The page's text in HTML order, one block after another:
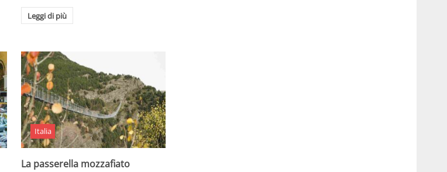
Leggi di più
Italia
La passerella mozzafiato